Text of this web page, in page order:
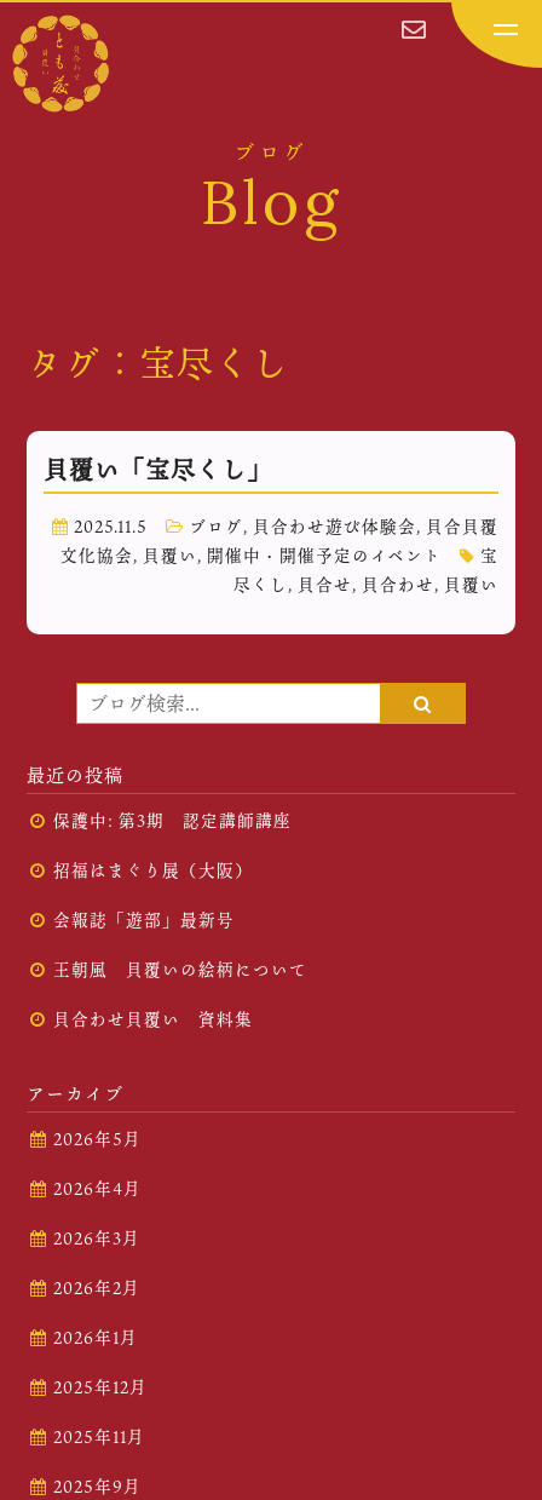
ブログ
Blog
タグ：宝尽くし
貝覆い「宝尽くし」
2025.11.5 ブログ, 貝合わせ遊び体験会, 貝合貝覆
文化協会, 貝覆い , 開催中・開催予定のイベント
宝
尽くし , 貝合せ, 貝合わせ, 貝覆い
最近の投稿
保護中: 第3期 認定講師講座
招福はまぐり展（大阪）
会報誌「遊部」最新号
王朝風 貝覆いの絵柄について
貝合わせ貝覆い 資料集
アーカイブ
2026年5月
2026年4月
2026年3月
2026年2月
2026年1月
2025年12月
2025年11月
2025年9月